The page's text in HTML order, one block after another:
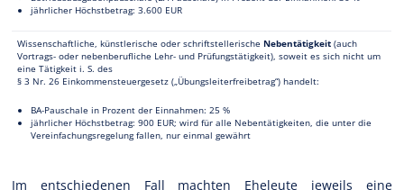
jährlicher Höchstbetrag: 3.600 EUR
Wissenschaftliche, künstlerische oder schriftstellerischeNebentätigkeit (auch
Vortrags- oder nebenberufliche Lehr- und Prüfungstätigkeit), soweit es sich nicht um
eine Tätigkeit i. S. des
§ 3 Nr. 26 Einkommensteuergesetz („Übungsleiterfreibetrag“) handelt:
BA-Pauschale in Prozent der Einnahmen: 25 %
jährlicher Höchstbetrag: 900 EUR; wird für alle Nebentätigkeiten, die unter die
Vereinfachungsregelung fallen, nur einmal gewährt
Im entschiedenen Fall machten Eheleute jeweils eine